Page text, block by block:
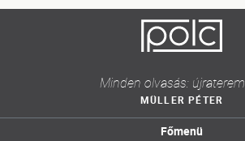
Minden olvasás:
MÜLLER PÉTER
Főmenü